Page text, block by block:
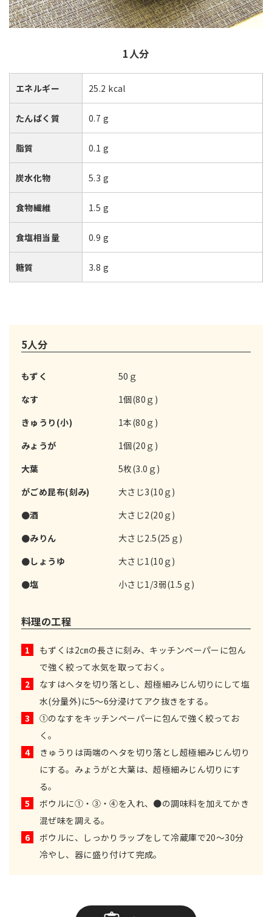
1人分
エネルギー 25.2 kcal
たんぱく質 0.7 g
脂質 0.1 g
炭水化物 5.3 g
食物繊維 1.5 g
食塩相当量 0.9 g
糖質 3.8 g
5人分
もずく
50ｇ
なす
1個(80ｇ)
きゅうり(小)
1本(80ｇ)
みょうが
1個(20ｇ)
大葉
5枚(3.0ｇ)
がごめ昆布(刻み)
大さじ3(10ｇ)
●酒
大さじ2(20ｇ)
●みりん
大さじ2.5(25ｇ)
●しょうゆ
大さじ1(10ｇ)
●塩
小さじ1/3弱(1.5ｇ)
料理の工程
1
もずくは2㎝の長さに刻み、キッチンペーパーに包ん
で強く絞って水気を取っておく。
2
なすはヘタを切り落とし、超極細みじん切りにして塩
水(分量外)に5～6分浸けてアク抜きをする。
3
①のなすをキッチンペーパーに包んで強く絞ってお
く。
4
きゅうりは両端のヘタを切り落とし超極細みじん切り
にする。みょうがと大葉は、超極細みじん切りにす
る。
5
ボウルに①・③・④を入れ、●の調味料を加えてかき
混ぜ味を調える。
6
ボウルに、しっかりラップをして冷蔵庫で20～30分
冷やし、器に盛り付けて完成。